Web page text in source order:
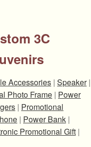
3C
Accessories |Speaker|
Photo Frame | Power
| Promotional
| Power Bank |
Promotional Gift |